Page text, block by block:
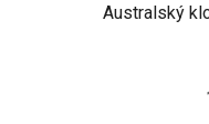
Australský